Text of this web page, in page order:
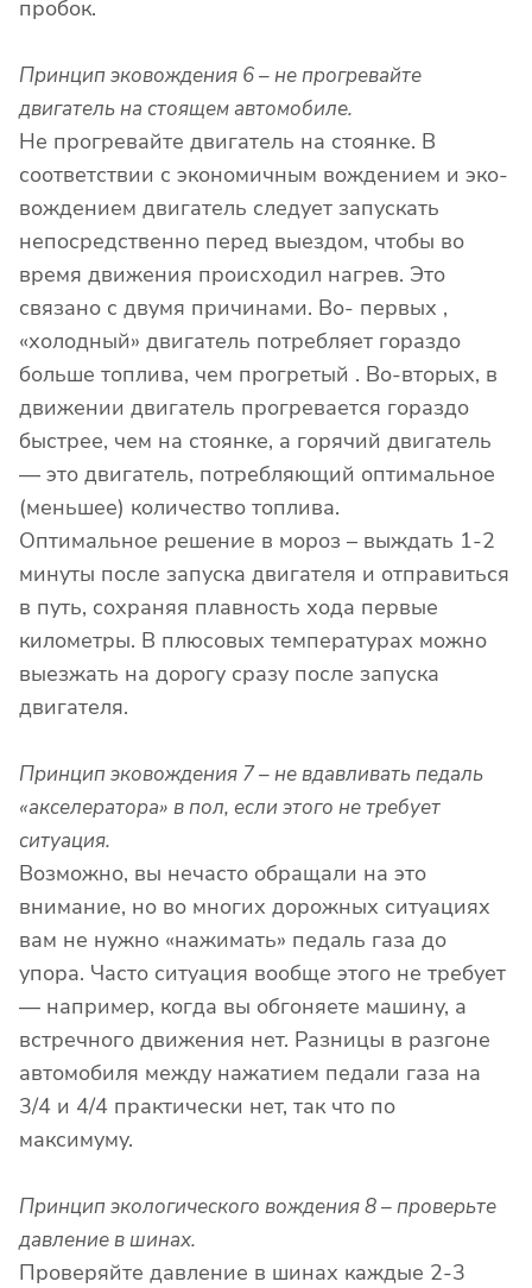
пробок.
Принцип эковождения 6 – не прогревайте
двигатель на стоящем автомобиле.
Не прогревайте двигатель на стоянке. В
соответствии с экономичным вождением и эко-
вождением двигатель следует запускать
непосредственно перед выездом, чтобы во
время движения происходил нагрев. Это
связано с двумя причинами. Во- первых ,
«холодный» двигатель потребляет гораздо
больше топлива, чем прогретый . Во-вторых, в
движении двигатель прогревается гораздо
быстрее, чем на стоянке, а горячий двигатель
— это двигатель, потребляющий оптимальное
(меньшее) количество топлива.
Оптимальное решение в мороз – выждать 1-2
минуты после запуска двигателя и отправиться
в путь, сохраняя плавность хода первые
километры. В плюсовых температурах можно
выезжать на дорогу сразу после запуска
двигателя.
Принцип эковождения 7 – не вдавливать педаль
«акселератора» в пол, если этого не требует
ситуация.
Возможно, вы нечасто обращали на это
внимание, но во многих дорожных ситуациях
вам не нужно «нажимать» педаль газа до
упора. Часто ситуация вообще этого не требует
— например, когда вы обгоняете машину, а
встречного движения нет. Разницы в разгоне
автомобиля между нажатием педали газа на
3/4 и 4/4 практически нет, так что по
максимуму.
Принцип экологического вождения 8 – проверьте
давление в шинах.
Проверяйте давление в шинах каждые 2-3